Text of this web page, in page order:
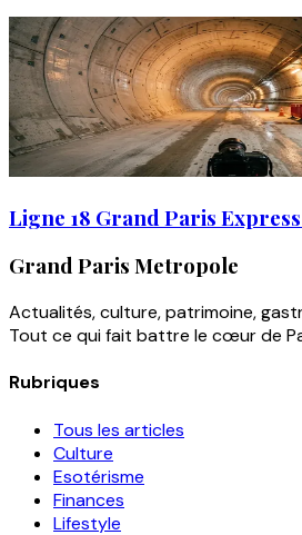
Ligne 18 Grand Paris
Grand Paris Metropole
Actualités, culture, patrimoine,
Tout ce qui fait battre le cœur de
Rubriques
Tous les articles
Culture
Esotérisme
Finances
Lifestyle